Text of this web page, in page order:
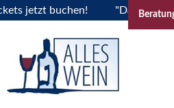
jetzt buchen! "Das